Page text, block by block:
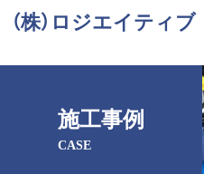
（株）ロジエイティブ
施工事例
CASE